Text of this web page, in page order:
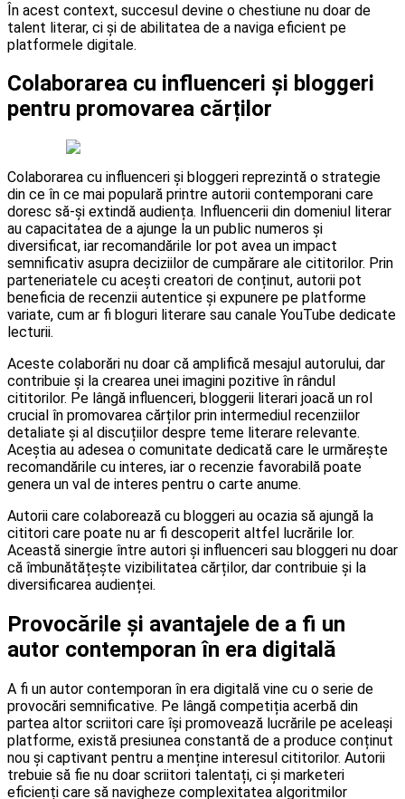
În acest context, succesul devine o chestiune nu doar de
talent literar, ci și de abilitatea de a naviga eficient pe
platformele digitale.
Colaborarea cu influenceri și bloggeri
pentru promovarea cărților
Colaborarea cu influenceri și bloggeri reprezintă o strategie
din ce în ce mai populară printre autorii contemporani care
doresc să-și extindă audiența. Influencerii din domeniul literar
au capacitatea de a ajunge la un public numeros și
diversificat, iar recomandările lor pot avea un impact
semnificativ asupra deciziilor de cumpărare ale cititorilor. Prin
parteneriatele cu acești creatori de conținut, autorii pot
beneficia de recenzii autentice și expunere pe platforme
variate, cum ar fi bloguri literare sau canale YouTube dedicate
lecturii.
Aceste colaborări nu doar că amplifică mesajul autorului, dar
contribuie și la crearea unei imagini pozitive în rândul
cititorilor. Pe lângă influenceri, bloggerii literari joacă un rol
crucial în promovarea cărților prin intermediul recenziilor
detaliate și al discuțiilor despre teme literare relevante.
Aceștia au adesea o comunitate dedicată care le urmărește
recomandările cu interes, iar o recenzie favorabilă poate
genera un val de interes pentru o carte anume.
Autorii care colaborează cu bloggeri au ocazia să ajungă la
cititori care poate nu ar fi descoperit altfel lucrările lor.
Această sinergie între autori și influenceri sau bloggeri nu doar
că îmbunătățește vizibilitatea cărților, dar contribuie și la
diversificarea audienței.
Provocările și avantajele de a fi un
autor contemporan în era digitală
A fi un autor contemporan în era digitală vine cu o serie de
provocări semnificative. Pe lângă competiția acerbă din
partea altor scriitori care își promovează lucrările pe aceleași
platforme, există presiunea constantă de a produce conținut
nou și captivant pentru a menține interesul cititorilor. Autorii
trebuie să fie nu doar scriitori talentați, ci și marketeri
eficienți care să navigheze complexitatea algoritmilor